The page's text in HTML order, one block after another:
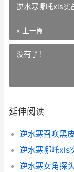
逆水寒哪吒xls实
« 上一篇
没有了！
延伸阅读
逆水寒哪吒xls
逆水寒女角探